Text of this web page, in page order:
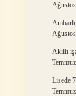
Ambarlı
Akıllı
Lisede